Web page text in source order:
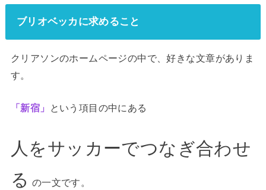
ブリオベッカに求めること
クリアソンのホームページの中で、好きな文章がありま
す。
「新宿」 という項目の中にある
人をサッカーでつなぎ合わせ
る の一文です。